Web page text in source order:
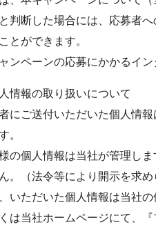
判断した場合には、応募者
とができます。
ンペーンの応募にかかるイ
情報の取り扱いについて
にご送付いただいた個人情
。
の個人情報は当社が管理し
。（法令等により開示を求め
いただいた個人情報は当社
は当社ホームページにて、『